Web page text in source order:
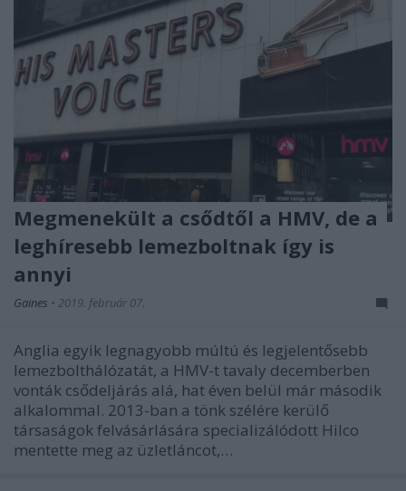
Megmenekült a csődtől a HMV, de a
leghíresebb lemezboltnak így is
annyi
Gaines • 2019. február 07.
Anglia egyik legnagyobb múltú és legjelentősebb
lemezbolthálózatát, a HMV-t tavaly decemberben
vonták csődeljárás alá, hat éven belül már második
alkalommal. 2013-ban a tönk szélére kerülő
társaságok felvásárlására specializálódott Hilco
mentette meg az üzletláncot,…